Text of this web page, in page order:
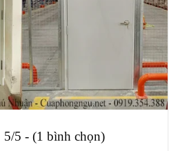
5/5 - (1 bình chọn)